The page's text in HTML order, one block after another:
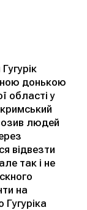
донькою
області у
людей
відвезти
так і не
на
Гугуріка